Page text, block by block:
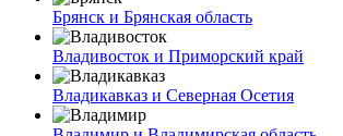
Брянск и Брянская область
Владивосток и Приморский край
Владикавказ и Северная Осетия